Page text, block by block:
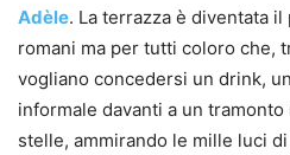
Adèle. La terrazza è diventata
romani ma per tutti coloro che,
vogliano concedersi un drink,
informale davanti a un
stelle, ammirando le mille luci